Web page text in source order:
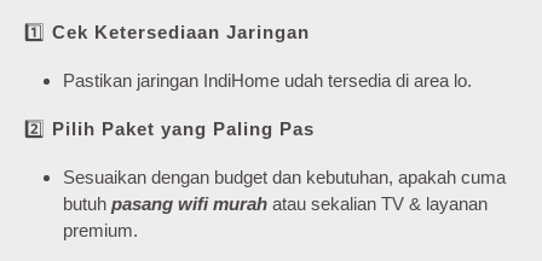
1️⃣ Cek Ketersediaan Jaringan
Pastikan jaringan IndiHome udah tersedia di area lo.
2️⃣ Pilih Paket yang Paling Pas
Sesuaikan dengan budget dan kebutuhan, apakah cuma
butuh pasang wifi murah atau sekalian TV & layanan
premium.